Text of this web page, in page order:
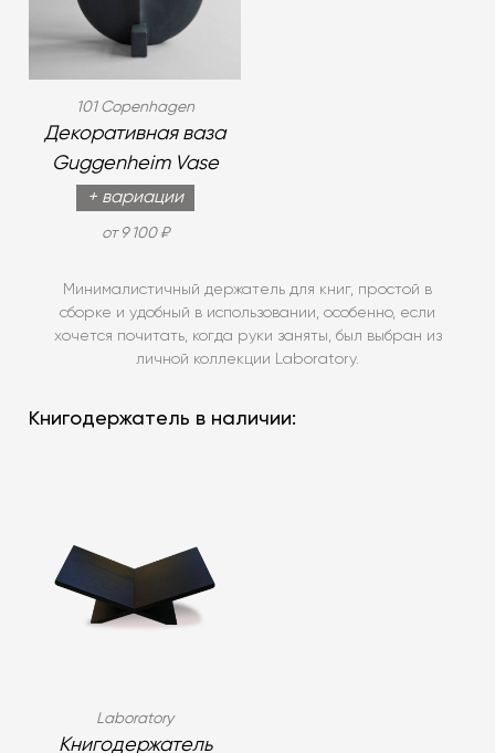
101 Copenhagen
Декоративная ваза
Guggenheim Vase
+ вариации
от 9 100 ₽
Минималистичный держатель для книг, простой в
сборке и удобный в использовании, особенно, если
хочется почитать, когда руки заняты, был выбран из
личной коллекции Laboratory.
Книгодержатель в наличии:
Laboratory
Книгодержатель